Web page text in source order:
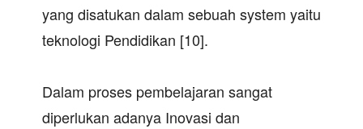
yang disatukan dalam sebuah system yaitu
teknologi Pendidikan [10].
Dalam proses pembelajaran sangat
diperlukan adanya Inovasi dan